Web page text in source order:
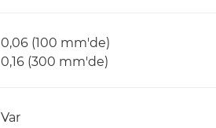
0,06 (100 mm'de)
0,16 (300 mm'de)
Var